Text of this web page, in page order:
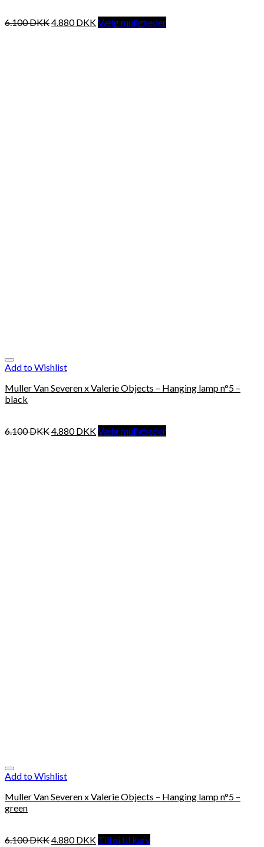
6.100DKK4.880DKKVælg muligheder
Add to Wishlist
Muller Van Severen x Valerie Objects – Hanging lamp n°5 –
black
6.100DKK4.880DKKVælg muligheder
Add to Wishlist
Muller Van Severen x Valerie Objects – Hanging lamp n°5 –
green
6.100DKK4.880DKK Tilføj til kurv